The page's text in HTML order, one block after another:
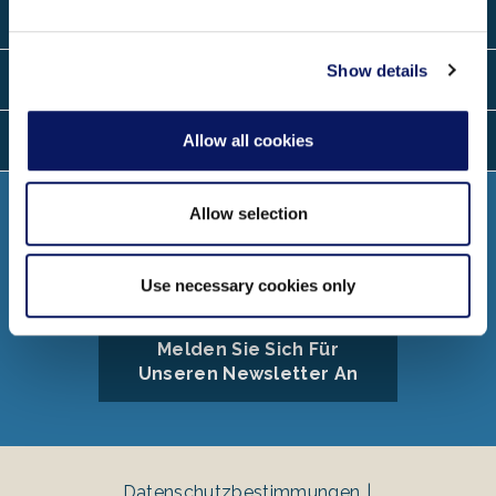
provided to them or that they’ve collected from your use
Show details
Allow all cookies
Allow selection
Use necessary cookies only
Sprachen
Verbinden Sie
Melden Sie Sich Für
Unseren Newsletter An